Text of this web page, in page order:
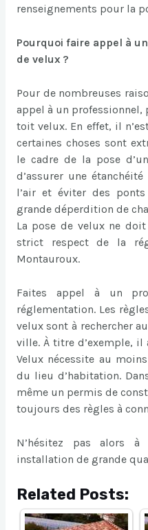
renseignements pour la
Pourquoi faire appel à
de velux ?
Pour de nombreuses
appel à un professionnel,
toit velux. En effet, il
certaines choses sont
le cadre de la pose
d’assurer une
l’air et éviter des
grande déperdition de
La pose de velux ne
strict respect de la
Montauroux.
Faites appel à un
réglementation. Les
velux sont à rechercher
ville. À titre d’exemple,
Velux nécessite au
du lieu d’habitation.
même un permis de
toujours des règles à
N’hésitez pas alors
installation de grande
Related Posts: